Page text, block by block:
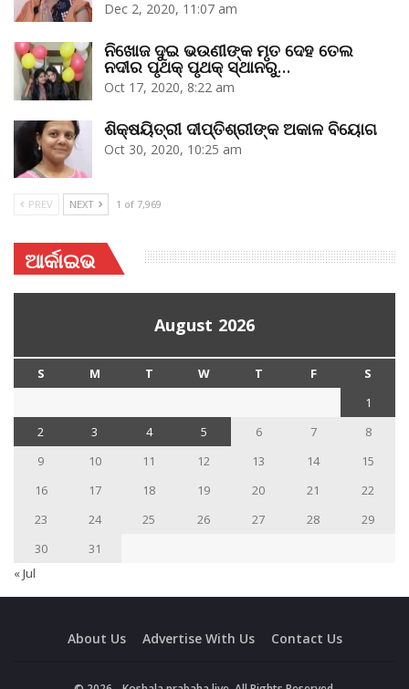
Dec 2, 2020, 11:07 am
ନିଖୋଜ ଦୁଇ ଭଉଣୀଙ୍କ ମୃତ ଦେହ ତେଲ
ନଦୀର ପୃଥକ୍‌ ପୃଥକ୍‌ ସ୍ଥାନରୁ…
Oct 17, 2020, 8:22 am
ଶିକ୍ଷୟିତ୍ରୀ ଦୀପ୍ତିଶ୍ରୀଙ୍କ ଅକାଳ ବିୟୋଗ
Oct 30, 2020, 10:25 am
PREV NEXT 1 of 7,969
ଆର୍କାଇଭ
August 2026
S M T W T F
S
1
2
3 4 5 6 7
8
9
10 11 12 13 14
15
16
17 18 19 20 21
22
23
24 25 26 27 28
29
30
31
« Jul
About Us Advertise With Us Contact Us